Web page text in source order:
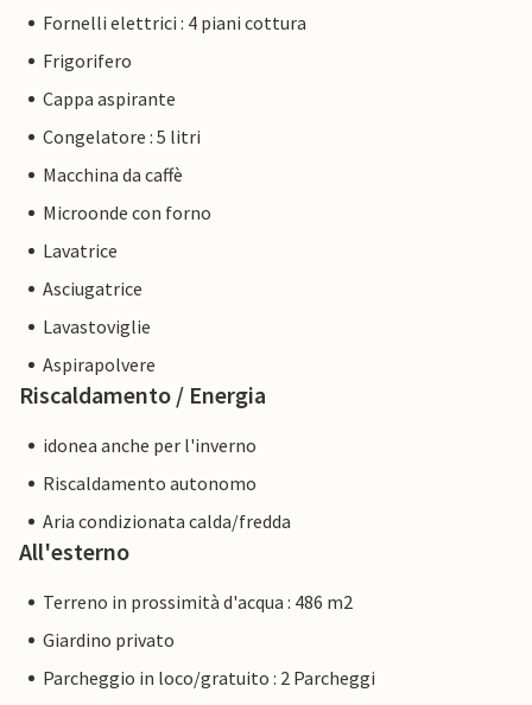
Fornelli elettrici : 4 piani cottura
Frigorifero
Cappa aspirante
Congelatore : 5 litri
Macchina da caffè
Microonde con forno
Lavatrice
Asciugatrice
Lavastoviglie
Aspirapolvere
Riscaldamento / Energia
idonea anche per l'inverno
Riscaldamento autonomo
Aria condizionata calda/fredda
All'esterno
Terreno in prossimità d'acqua : 486 m2
Giardino privato
Parcheggio in loco/gratuito : 2 Parcheggi